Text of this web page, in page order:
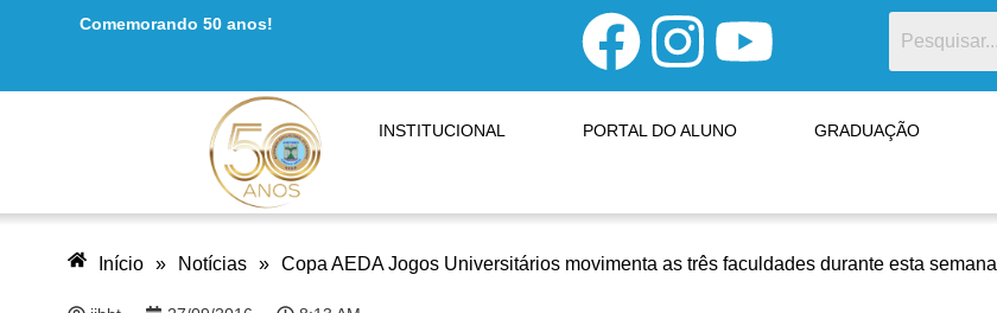
Comemorando 50 anos!
INSTITUCIONAL PORTAL DO ALUNO GRADUAÇÃO
Início » Notícias » Copa AEDA Jogos Universitários movimenta as três faculdades durante esta semana